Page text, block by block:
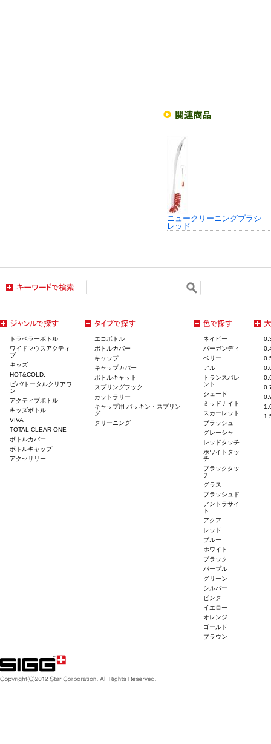
ニュークリーニングブラシ
レッド
トラベラーボトル
ワイドマウスアクティ
ブ
キッズ
HOT&COLD;
ビバ/トータルクリアワ
ン
アクティブボトル
キッズボトル
VIVA
TOTAL CLEAR ONE
ボトルカバー
ボトルキャップ
アクセサリー
エコボトル
ボトルカバー
キャップ
キャップカバー
ボトルキャット
スプリングフック
カットラリー
キャップ用 パッキン・スプリン
グ
クリーニング
ネイビー
バーガンディ
ベリー
アル
トランスパレ
ント
シェード
ミッドナイト
スカーレット
ブラッシュ
グレーシャ
レッドタッチ
ホワイトタッ
チ
ブラックタッ
チ
グラス
ブラッシュド
アントラサイ
ト
アクア
レッド
ブルー
ホワイト
ブラック
パープル
グリーン
シルバー
ピンク
イエロー
オレンジ
ゴールド
ブラウン